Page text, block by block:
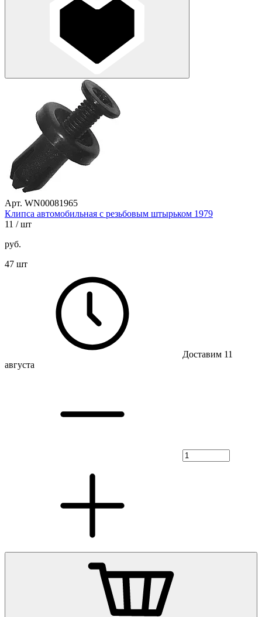
Арт. WN00081965
Клипса автомобильная с резьбовым штырьком 1979
11 / шт
руб.
47 шт
Доставим 11
августа